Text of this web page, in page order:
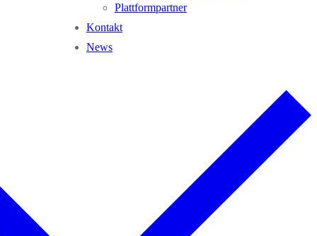
Plattformpartner
Kontakt
News